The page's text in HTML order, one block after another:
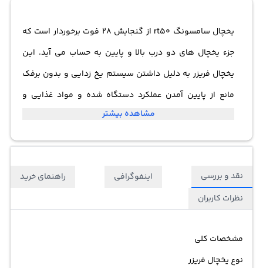
یخچال سامسونگ rt50 از گنجایش 28 فوت برخوردار است که
جزء یخچال های دو درب بالا و پایین به حساب می آید. این
یخچال فریزر به دلیل داشتن سیستم یخ زدایی و بدون برفک
مانع از پایین آمدن عملکرد دستگاه شده و مواد غذایی و
خوراکی هایتان را تا طولانی مدت سالم نگه می دارد. یخچال
فریزر بالا پایین سامسونگ rt50 از قفل کودک، آبریز و هشدار
مشاهده بیشتر
نقد و بررسی اینفوگرافی
راهنمای خرید
نظرات کاربران
مشخصات کلی
نوع یخچال فریزر